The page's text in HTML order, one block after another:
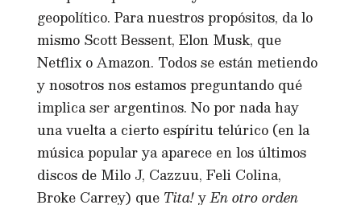
geopolítico. Para nuestros propósitos, da lo
mismo Scott Bessent, Elon Musk, que
Netflix o Amazon. Todos se están metiendo
y nosotros nos estamos preguntando qué
implica ser argentinos. No por nada hay
una vuelta a cierto espíritu telúrico (en la
música popular ya aparece en los últimos
discos de Milo J, Cazzuu, Feli Colina,
Broke Carrey) que Tita!yEn otro orden